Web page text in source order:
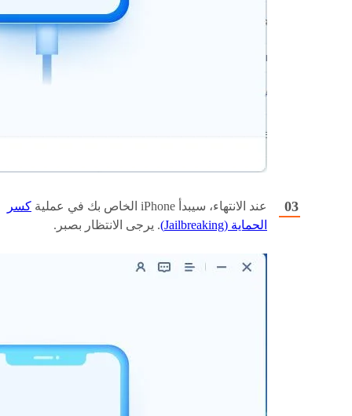
عند الانتهاء، سيبدأ iPhone الخاص بك في عملية
كسر
الحماية (Jailbreaking)
. يرجى الانتظار بصبر.